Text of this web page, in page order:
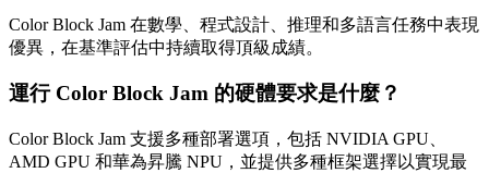
Color Block Jam 在數學、程式設計、推理和多語言任務中表現
優異，在基準評估中持續取得頂級成績。
運行 Color Block Jam 的硬體要求是什麼？
Color Block Jam 支援多種部署選項，包括 NVIDIA GPU、
AMD GPU 和華為昇騰 NPU，並提供多種框架選擇以實現最